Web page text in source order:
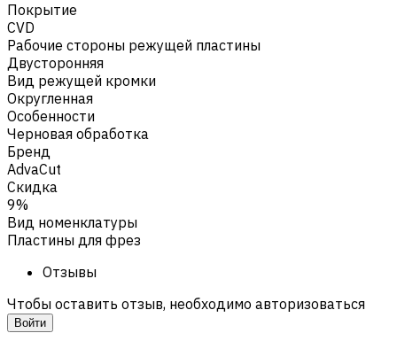
Покрытие
CVD
Рабочие стороны режущей пластины
Двусторонняя
Вид режущей кромки
Округленная
Особенности
Черновая обработка
Бренд
AdvaCut
Скидка
9%
Вид номенклатуры
Пластины для фрез
Отзывы
Чтобы оставить отзыв, необходимо авторизоваться
Войти